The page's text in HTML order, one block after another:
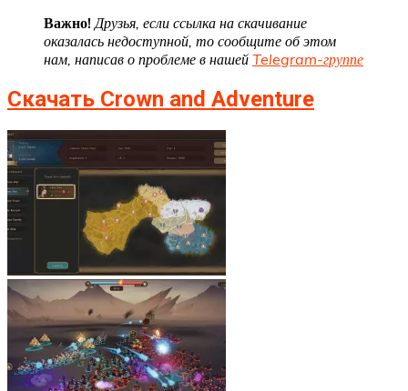
Важно! Друзья, если ссылка на скачивание
оказалась недоступной, то сообщите об этом
нам, написав о проблеме в нашей Telegram-группе
Скачать Crown and Adventure